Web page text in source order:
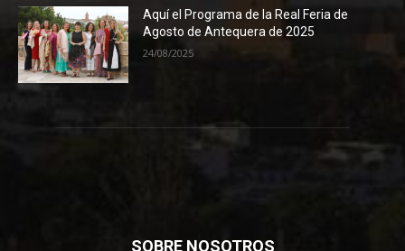
Aquí el Programa de la Real Feria de
Agosto de Antequera de 2025
24/08/2025
SOBRE NOSOTROS